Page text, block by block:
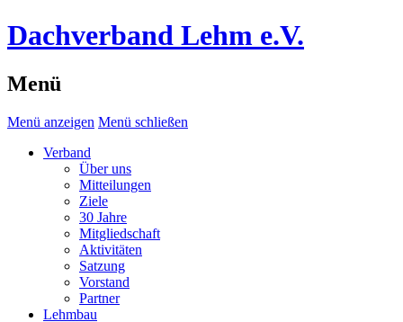
Dachverband Lehm e.V.
Menü
Menü anzeigen Menü schließen
Verband
Über uns
Mitteilungen
Ziele
30 Jahre
Mitgliedschaft
Aktivitäten
Satzung
Vorstand
Partner
Lehmbau